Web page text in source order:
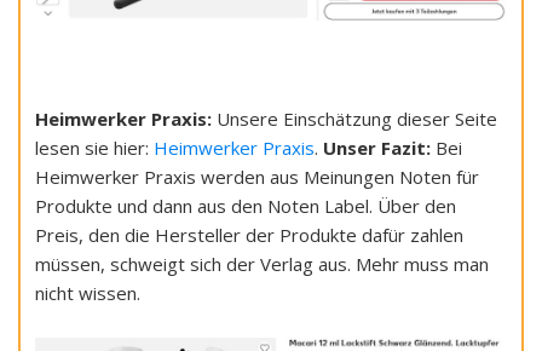
Heimwerker Praxis: Unsere Einschätzung dieser Seite
lesen sie hier: Heimwerker Praxis. Unser Fazit: Bei
Heimwerker Praxis werden aus Meinungen Noten für
Produkte und dann aus den Noten Label. Über den
Preis, den die Hersteller der Produkte dafür zahlen
müssen, schweigt sich der Verlag aus. Mehr muss man
nicht wissen.